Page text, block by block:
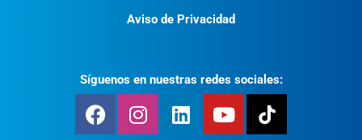
Aviso de Privacidad
Síguenos en nuestras redes sociales: